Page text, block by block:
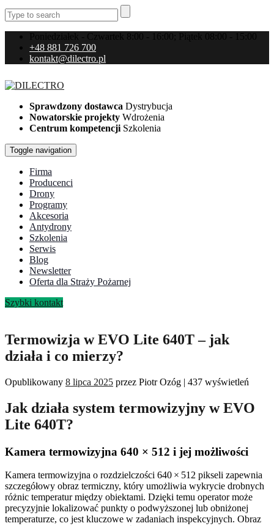
Poniedziałek - Czwartek 8:00 - 16:00; Piątek 08:00 - 15:00
+48 881 726 700
kontakt@dilectro.pl
Sprawdzony dostawca Dystrybucja
Nowatorskie projekty Wdrożenia
Centrum kompetencji Szkolenia
Toggle navigation
Firma
Producenci
Drony
Programy
Akcesoria
Antydrony
Szkolenia
Serwis
Blog
Newsletter
Oferta dla Straży Pożarnej
Szybki kontakt
Termowizja w EVO Lite 640T – jak
działa i co mierzy?
Opublikowany 8 lipca 2025 przez Piotr Ozóg | 437 wyświetleń
Jak działa system termowizyjny w EVO
Lite 640T?
Kamera termowizyjna 640 × 512 i jej możliwości
Kamera termowizyjna o rozdzielczości 640 × 512 pikseli zapewnia
szczegółowy obraz termiczny, który umożliwia wykrycie drobnych
różnic temperatur między obiektami. Dzięki temu operator może
precyzyjnie lokalizować punkty o podwyższonej lub obniżonej
temperaturze, co jest kluczowe w zadaniach inspekcyjnych. Obraz